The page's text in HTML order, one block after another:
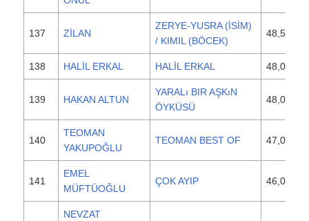
137 ZİLAN
ZERYE-YUSRA (İSİM)
/ KIMIL (BÖCEK)
48,500
138 HALİL ERKAL HALİL ERKAL 48,000
139 HAKAN ALTUN
YARALı BIR AŞKıN
ÖYKÜSÜ
48,000
140
TEOMAN
YAKUPOĞLU
TEOMAN BEST OF 47,000
141
EMEL
MÜFTÜOĞLU
ÇOK AYIP 46,000
NEVZAT